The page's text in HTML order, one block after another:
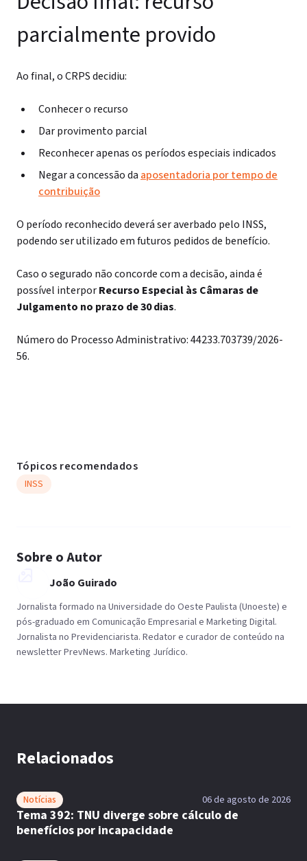
parcialmente provido
Ao final, o CRPS decidiu:
Conhecer o recurso
Dar provimento parcial
Reconhecer apenas os períodos especiais indicados
Negar a concessão da aposentadoria por tempo de
contribuição
O período reconhecido deverá ser averbado pelo INSS,
podendo ser utilizado em futuros pedidos de benefício.
Caso o segurado não concorde com a decisão, ainda é
possível interporRecurso Especial às Câmaras de
Julgamento no prazo de 30 dias.
Número do Processo Administrativo: 44233.703739/2026-
56.
Tópicos recomendados
INSS
Sobre o Autor
João Guirado
Jornalista formado na Universidade do Oeste Paulista (Unoeste) e
pós-graduado em Comunicação Empresarial e Marketing Digital.
Jornalista no Previdenciarista. Redator e curador de conteúdo na
newsletter PrevNews. Marketing Jurídico.
Relacionados
Notícias 06 de agosto de 2026
Tema 392: TNU diverge sobre cálculo de
benefícios por incapacidade